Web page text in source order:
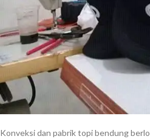
Konveksi dan pabrik topi bendung